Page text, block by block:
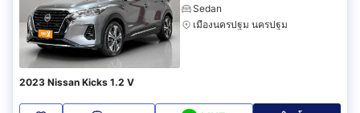
Sedan
เมืองนครปฐม นครปฐม
2023 Nissan Kicks 1.2 V